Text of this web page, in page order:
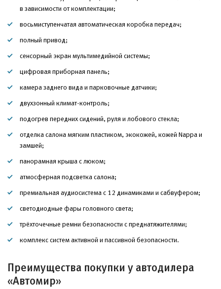
в зависимости от комплектации;
восьмиступенчатая автоматическая коробка передач;
полный привод;
сенсорный экран мультимедийной системы;
цифровая приборная панель;
камера заднего вида и парковочные датчики;
двухзонный климат-контроль;
подогрев передних сидений, руля и лобового стекла;
отделка салона мягким пластиком, экокожей, кожей Nappa и
замшей;
панорамная крыша с люком;
атмосферная подсветка салона;
премиальная аудиосистема с 12 динамиками и сабвуфером;
светодиодные фары головного света;
трёхточечные ремни безопасности с преднатяжителями;
комплекс систем активной и пассивной безопасности.
Преимущества покупки у автодилера
«Автомир»